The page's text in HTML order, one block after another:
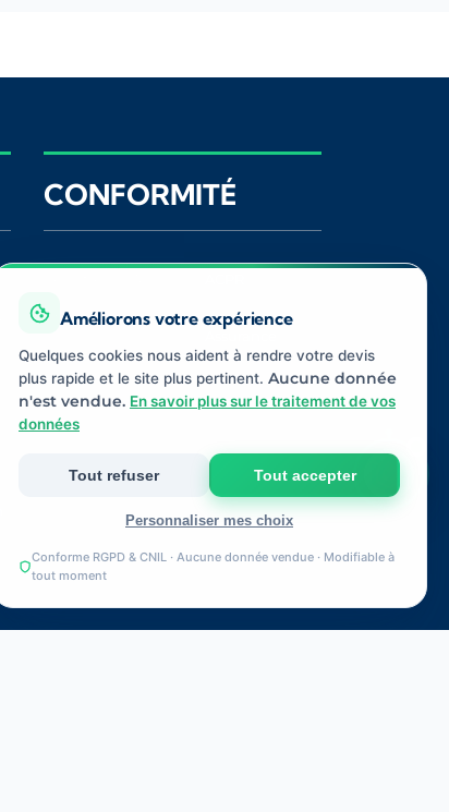
CONFORMITÉ
CNIL
Médiateur
Améliorons votre expérience
Quelques cookies nous aident à rendre votre devis
plus rapide et le site plus pertinent. Aucune donnée
n'est vendue. En savoir plus sur le traitement de vos
données
Tout refuser Tout accepter
Personnaliser mes choix
Strictement nécessaires
Conforme RGPD & CNIL · Aucune donnée vendue · Modifiable à
tout moment